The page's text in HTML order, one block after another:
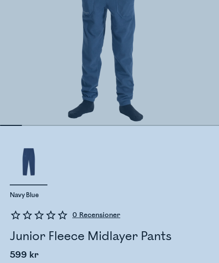
0 Recensioner
Junior Fleece Midlayer Pants
599 kr
Navy Blue